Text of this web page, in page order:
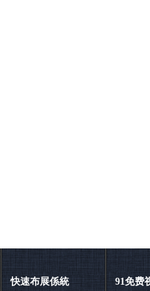
快速布展係統 91免费